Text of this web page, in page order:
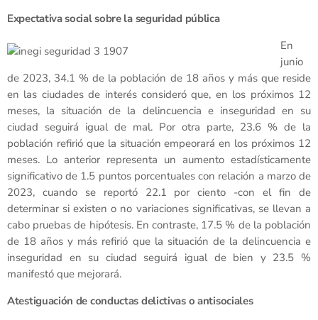
Expectativa social sobre la seguridad pública
En
junio
de 2023, 34.1 % de la población de 18 años y más que reside
en las ciudades de interés consideró que, en los próximos 12
meses, la situación de la delincuencia e inseguridad en su
ciudad seguirá igual de mal. Por otra parte, 23.6 % de la
población refirió que la situación empeorará en los próximos 12
meses. Lo anterior representa un aumento estadísticamente
significativo de 1.5 puntos porcentuales con relación a marzo de
2023, cuando se reportó 22.1 por ciento -con el fin de
determinar si existen o no variaciones significativas, se llevan a
cabo pruebas de hipótesis. En contraste, 17.5 % de la población
de 18 años y más refirió que la situación de la delincuencia e
inseguridad en su ciudad seguirá igual de bien y 23.5 %
manifestó que mejorará.
Atestiguación de conductas delictivas o antisociales